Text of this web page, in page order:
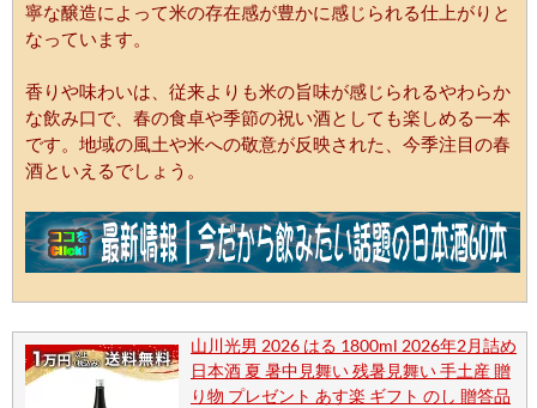
寧な醸造によって米の存在感が豊かに感じられる仕上がりと
なっています。
香りや味わいは、従来よりも米の旨味が感じられるやわらか
な飲み口で、春の食卓や季節の祝い酒としても楽しめる一本
です。地域の風土や米への敬意が反映された、今季注目の春
酒といえるでしょう。
山川光男 2026 はる 1800ml 2026年2月詰め
日本酒 夏 暑中見舞い 残暑見舞い 手土産 贈
り物 プレゼント あす楽 ギフト のし 贈答品